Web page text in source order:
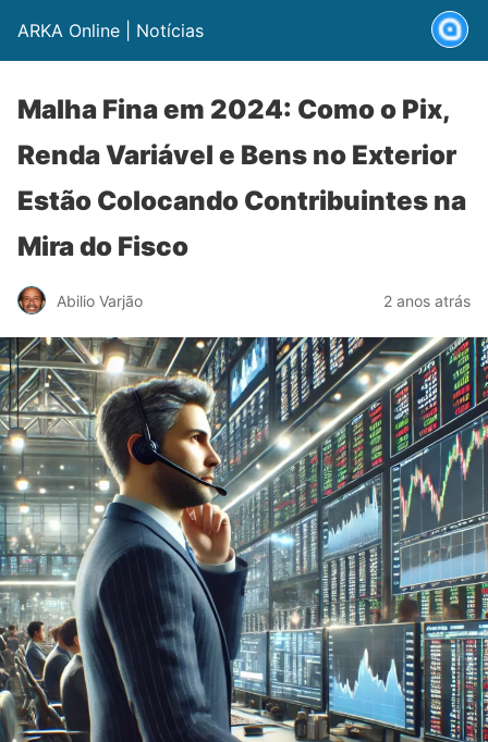
ARKA Online | Notícias
Malha Fina em 2024: Como o Pix,
Renda Variável e Bens no Exterior
Estão Colocando Contribuintes na
Mira do Fisco
Abilio Varjão 2 anos atrás